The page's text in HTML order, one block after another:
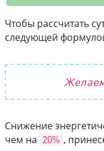
Чтобы рассчитать
следующей
Снижение
чем на 20% ,